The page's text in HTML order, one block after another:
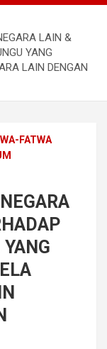
LAIN &
YANG
LAIN DENGAN
FATWA